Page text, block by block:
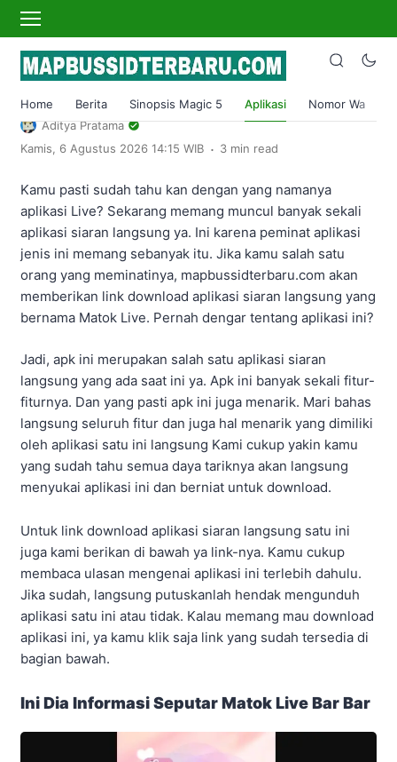
Home Berita Sinopsis Magic 5 Aplikasi Nomor Wa
Home›Aplikasi
Matok Live Barbar Apk Login Unlock All
Room Terbaru
Aditya Pratama
Kamis, 6 Agustus 2026 14:15 WIB . 3 min read
Kamu pasti sudah tahu kan dengan yang namanya
aplikasi Live? Sekarang memang muncul banyak sekali
aplikasi siaran langsung ya. Ini karena peminat aplikasi
jenis ini memang sebanyak itu. Jika kamu salah satu
orang yang meminatinya, mapbussidterbaru.com akan
memberikan link download aplikasi siaran langsung yang
bernama Matok Live. Pernah dengar tentang aplikasi ini?
Jadi, apk ini merupakan salah satu aplikasi siaran
langsung yang ada saat ini ya. Apk ini banyak sekali fitur-
fiturnya. Dan yang pasti apk ini juga menarik. Mari bahas
langsung seluruh fitur dan juga hal menarik yang dimiliki
oleh aplikasi satu ini langsung Kami cukup yakin kamu
yang sudah tahu semua daya tariknya akan langsung
menyukai aplikasi ini dan berniat untuk download.
Untuk link download aplikasi siaran langsung satu ini
juga kami berikan di bawah ya link-nya. Kamu cukup
membaca ulasan mengenai aplikasi ini terlebih dahulu.
Jika sudah, langsung putuskanlah hendak mengunduh
aplikasi satu ini atau tidak. Kalau memang mau download
aplikasi ini, ya kamu klik saja link yang sudah tersedia di
bagian bawah.
Ini Dia Informasi Seputar Matok Live Bar Bar